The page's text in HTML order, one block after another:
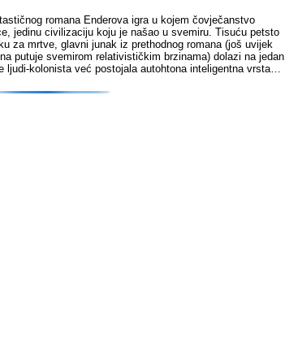
romana Enderova igra u kojem čovječanstvo
jedinu civilizaciju koju je našao u svemiru. Tisuću petsto
za mrtve, glavni junak iz prethodnog romana (još uvijek
putuje svemirom relativističkim brzinama) dolazi na jedan
ljudi-kolonista već postojala autohtona inteligentna vrsta…